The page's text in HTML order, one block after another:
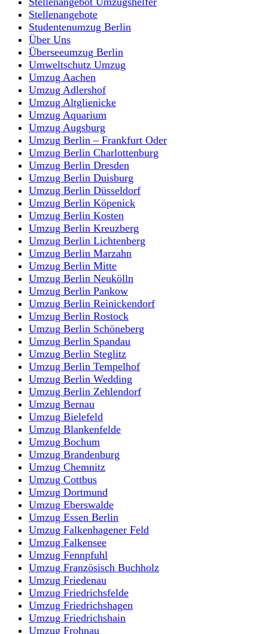
Stellenangebote
Studentenumzug Berlin
Über Uns
Überseeumzug Berlin
Umweltschutz Umzug
Umzug Aachen
Umzug Adlershof
Umzug Altglienicke
Umzug Aquarium
Umzug Augsburg
Umzug Berlin – Frankfurt Oder
Umzug Berlin Charlottenburg
Umzug Berlin Dresden
Umzug Berlin Duisburg
Umzug Berlin Düsseldorf
Umzug Berlin Köpenick
Umzug Berlin Kosten
Umzug Berlin Kreuzberg
Umzug Berlin Lichtenberg
Umzug Berlin Marzahn
Umzug Berlin Mitte
Umzug Berlin Neukölln
Umzug Berlin Pankow
Umzug Berlin Reinickendorf
Umzug Berlin Rostock
Umzug Berlin Schöneberg
Umzug Berlin Spandau
Umzug Berlin Steglitz
Umzug Berlin Tempelhof
Umzug Berlin Wedding
Umzug Berlin Zehlendorf
Umzug Bernau
Umzug Bielefeld
Umzug Blankenfelde
Umzug Bochum
Umzug Brandenburg
Umzug Chemnitz
Umzug Cottbus
Umzug Dortmund
Umzug Eberswalde
Umzug Essen Berlin
Umzug Falkenhagener Feld
Umzug Falkensee
Umzug Fennpfuhl
Umzug Französisch Buchholz
Umzug Friedenau
Umzug Friedrichsfelde
Umzug Friedrichshagen
Umzug Friedrichshain
Umzug Frohnau